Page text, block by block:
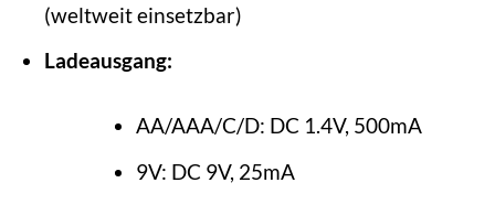
(weltweit einsetzbar)
Ladeausgang:
AA/AAA/C/D: DC 1.4V, 500mA
9V: DC 9V, 25mA